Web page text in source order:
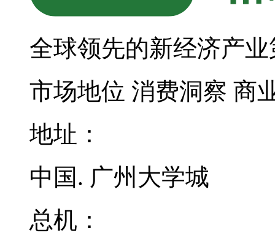
全球领先的新经济产
市场地位 消费洞察 商
地址：
中国. 广州大学城
总机：